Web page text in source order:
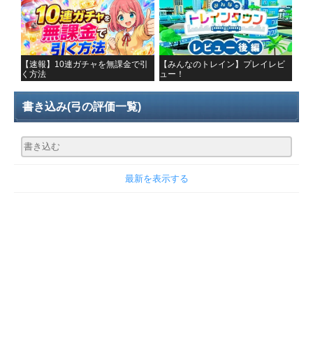
【速報】10連ガチャを無課金で引
く方法
【みんなのトレイン】プレイレビ
ュー！
書き込み(弓の評価一覧)
最新を表示する